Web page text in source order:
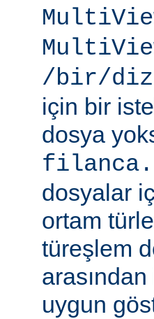
/bir/
için bir
dosya
dosyalar
ortam
türeşlem
uygun